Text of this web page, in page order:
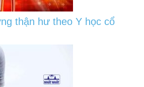
thận hư theo Y học cổ